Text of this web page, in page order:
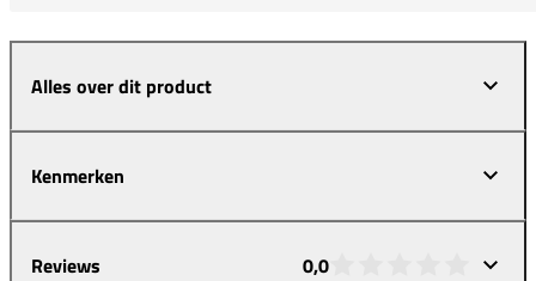
Alles over dit product
Kenmerken
Reviews 0,0